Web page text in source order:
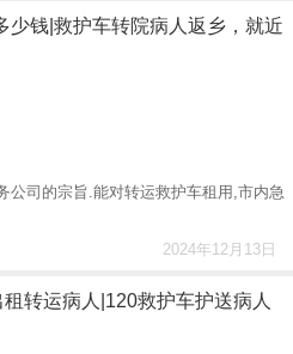
少钱|救护车转院病人返乡，就近
公司的宗旨.能对转运救护车租用,市内急
2024年12月13日
转运病人|120救护车护送病人